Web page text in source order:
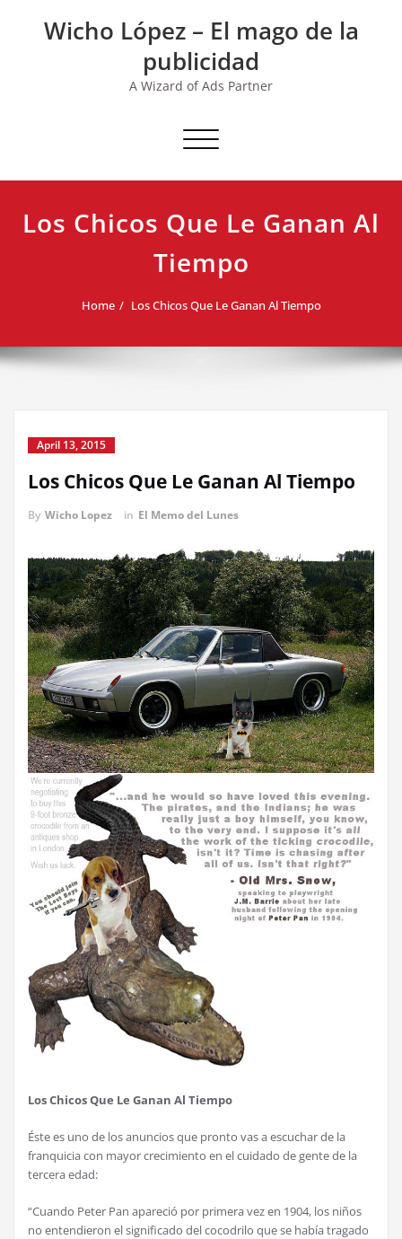
Wicho López – El mago de la
publicidad
A Wizard of Ads Partner
Toggle navigation
Los Chicos Que Le Ganan Al
Tiempo
Home Los Chicos Que Le Ganan Al Tiempo
April 13, 2015
Los Chicos Que Le Ganan Al Tiempo
By Wicho Lopez in El Memo del Lunes
Los Chicos Que Le Ganan Al Tiempo
Éste es uno de los anuncios que pronto vas a escuchar de la
franquicia con mayor crecimiento en el cuidado de gente de la
tercera edad:
“Cuando Peter Pan apareció por primera vez en 1904, los niños
no entendieron el significado del cocodrilo que se había tragado